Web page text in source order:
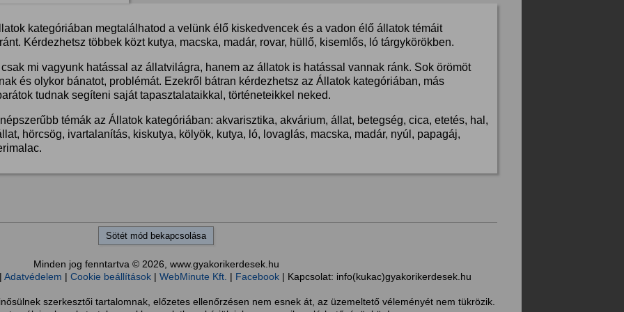
kategóriában megtalálhatod a velünk élő kiskedvencek és a vadon élő állatok témáit
Kérdezhetsz többek közt kutya, macska, madár, rovar, hüllő, kisemlős, ló tárgykörökben.
mi vagyunk hatással az állatvilágra, hanem az állatok is hatással vannak ránk. Sok örömöt
és olykor bánatot, problémát. Ezekről bátran kérdezhetsz az Állatok kategóriában, más
tudnak segíteni saját tapasztalataikkal, történeteikkel neked.
témák az Állatok kategóriában: akvarisztika, akvárium, állat, betegség, cica, etetés, hal,
hörcsög, ivartalanítás, kiskutya, kölyök, kutya, ló, lovaglás, macska, madár, nyúl, papagáj,
Sötét mód bekapcsolása
Minden jog fenntartva © 2026, www.gyakorikerdesek.hu
Adatvédelem | Cookie beállítások| WebMinute Kft. | Facebook| Kapcsolat: info(kukac)gyakorikerdesek.hu
szerkesztői tartalomnak, előzetes ellenőrzésen nem esnek át, az üzemeltető véleményét nem tükrözik.